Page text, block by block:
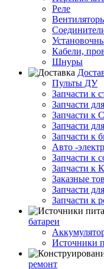
Реле
Кабели,
Шнуры
Пульты ДУ
Запчасти к
Запчасти
Запчасти к
Запчасти
Запчасти к
Авто -
Запчасти к
Запчасти к
Заказные
Запчасти
Запчасти к
батареи
Источники
ремонт